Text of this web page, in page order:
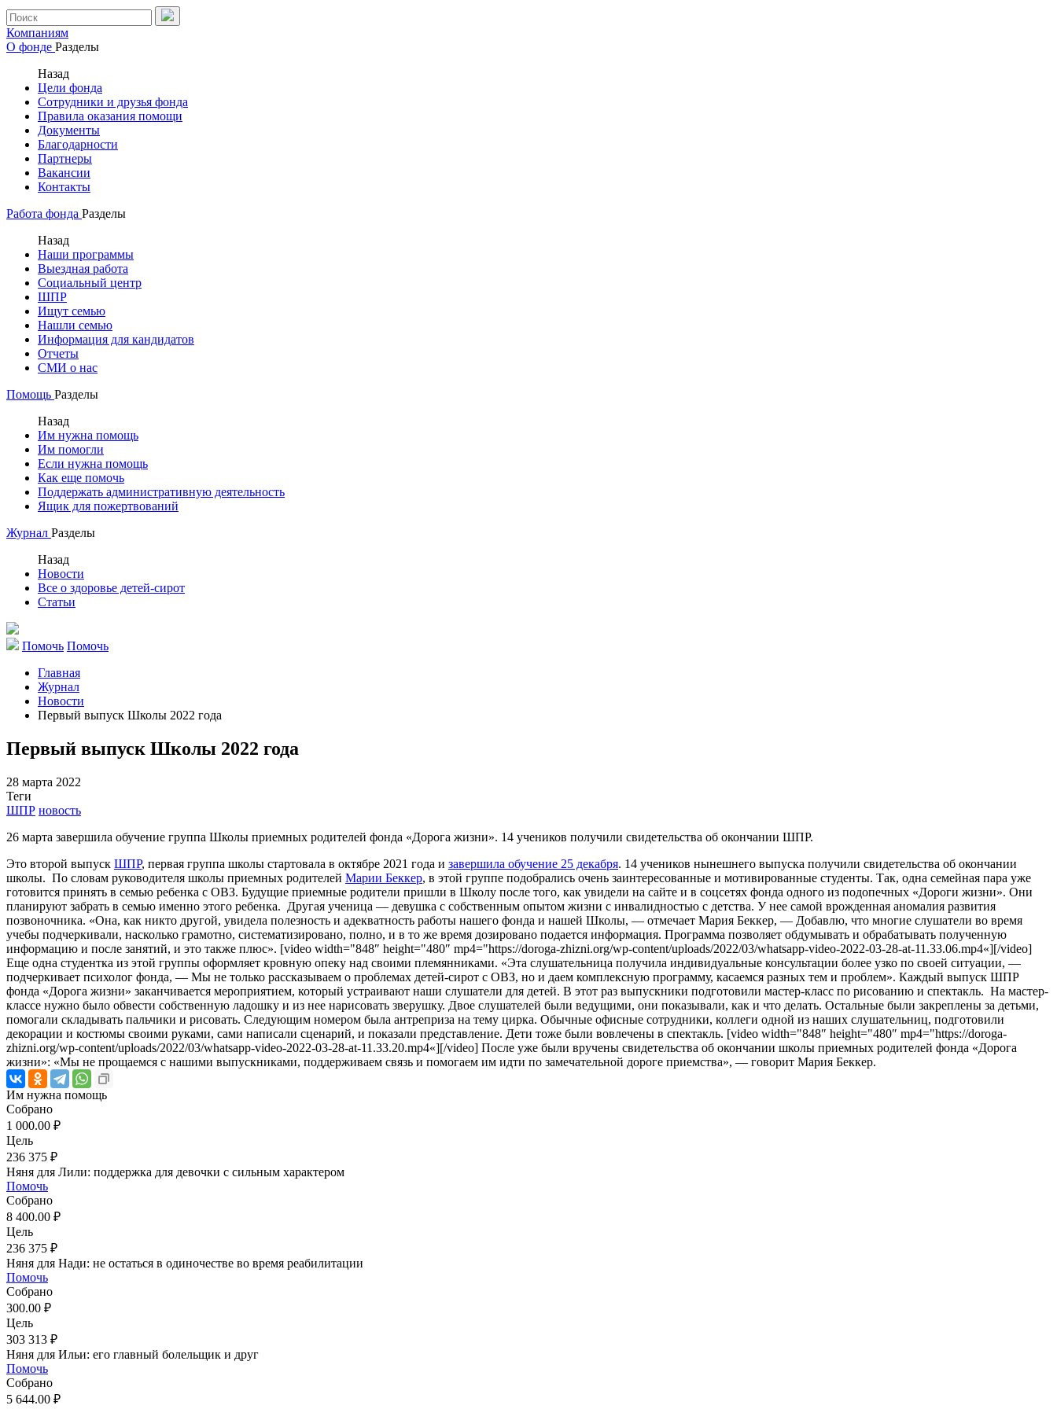
Компаниям
О фонде Разделы
Назад
Цели фонда
Сотрудники и друзья фонда
Правила оказания помощи
Документы
Благодарности
Партнеры
Вакансии
Контакты
Работа фонда Разделы
Назад
Наши программы
Выездная работа
Социальный центр
ШПР
Ищут семью
Нашли семью
Информация для кандидатов
Отчеты
СМИ о нас
Помощь Разделы
Назад
Им нужна помощь
Им помогли
Если нужна помощь
Как еще помочь
Поддержать административную деятельность
Ящик для пожертвований
Журнал Разделы
Назад
Новости
Все о здоровье детей-сирот
Статьи
Помочь Помочь
Главная
Журнал
Новости
Первый выпуск Школы 2022 года
Первый выпуск Школы 2022 года
28 марта 2022
Теги
ШПР новость
26 марта завершила обучение группа Школы приемных родителей фонда «Дорога жизни». 14 учеников получили свидетельства об окончании ШПР.
Это второй выпуск ШПР, первая группа школы стартовала в октябре 2021 года и завершила обучение 25 декабря. 14 учеников нынешнего выпуска получили свидетельства об окончании
школы. По словам руководителя школы приемных родителей Марии Беккер, в этой группе подобрались очень заинтересованные и мотивированные студенты. Так, одна семейная пара уже
готовится принять в семью ребенка с ОВЗ. Будущие приемные родители пришли в Школу после того, как увидели на сайте и в соцсетях фонда одного из подопечных «Дороги жизни». Они
планируют забрать в семью именно этого ребенка. Другая ученица — девушка с собственным опытом жизни с инвалидностью с детства. У нее самой врожденная аномалия развития
позвоночника. «Она, как никто другой, увидела полезность и адекватность работы нашего фонда и нашей Школы, — отмечает Мария Беккер, — Добавлю, что многие слушатели во время
учебы подчеркивали, насколько грамотно, систематизировано, полно, и в то же время дозировано подается информация. Программа позволяет обдумывать и обрабатывать полученную
информацию и после занятий, и это также плюс». [video width="848″ height="480″ mp4="https://doroga-zhizni.org/wp-content/uploads/2022/03/whatsapp-video-2022-03-28-at-11.33.06.mp4«][/video]
Еще одна студентка из этой группы оформляет кровную опеку над своими племянниками. «Эта слушательница получила индивидуальные консультации более узко по своей ситуации, —
подчеркивает психолог фонда, — Мы не только рассказываем о проблемах детей-сирот с ОВЗ, но и даем комплексную программу, касаемся разных тем и проблем». Каждый выпуск ШПР
фонда «Дорога жизни» заканчивается мероприятием, который устраивают наши слушатели для детей. В этот раз выпускники подготовили мастер-класс по рисованию и спектакль. На мастер-
классе нужно было обвести собственную ладошку и из нее нарисовать зверушку. Двое слушателей были ведущими, они показывали, как и что делать. Остальные были закреплены за детьми,
помогали складывать пальчики и рисовать. Следующим номером была антреприза на тему цирка. Обычные офисные сотрудники, коллеги одной из наших слушательниц, подготовили
декорации и костюмы своими руками, сами написали сценарий, и показали представление. Дети тоже были вовлечены в спектакль. [video width="848″ height="480″ mp4="https://doroga-
zhizni.org/wp-content/uploads/2022/03/whatsapp-video-2022-03-28-at-11.33.20.mp4«][/video] После уже были вручены свидетельства об окончании школы приемных родителей фонда «Дорога
жизни»: «Мы не прощаемся с нашими выпускниками, поддерживаем связь и помогаем им идти по замечательной дороге приемства», — говорит Мария Беккер.
Им нужна помощь
Собрано
1 000.00 ₽
Цель
236 375 ₽
Няня для Лили: поддержка для девочки с сильным характером
Помочь
Собрано
8 400.00 ₽
Цель
236 375 ₽
Няня для Нади: не остаться в одиночестве во время реабилитации
Помочь
Собрано
300.00 ₽
Цель
303 313 ₽
Няня для Ильи: его главный болельщик и друг
Помочь
Собрано
5 644.00 ₽